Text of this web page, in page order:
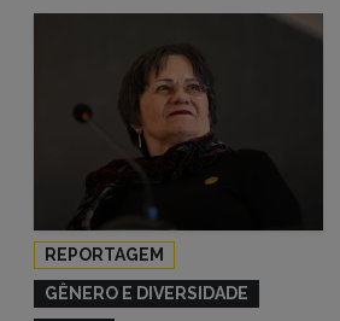
REPORTAGEM
GÊNERO E DIVERSIDADE